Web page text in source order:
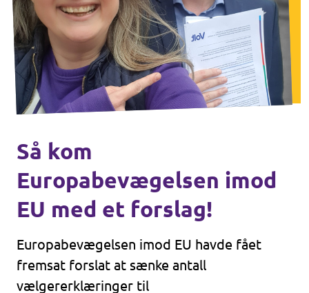
Så kom
Europabevægelsen imod
EU med et forslag!
Europabevægelsen imod EU havde fået
fremsat forslat at sænke antall
vælgererklæringer til